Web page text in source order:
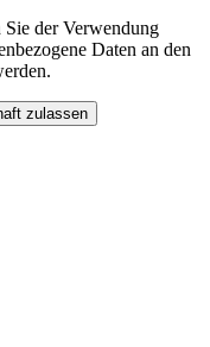
Sie der Verwendung
Daten an den
zulassen